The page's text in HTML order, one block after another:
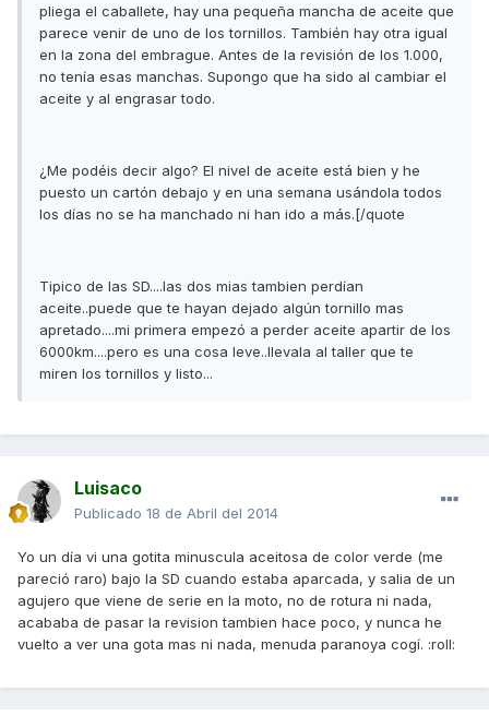
pliega el caballete, hay una pequeña mancha de aceite que
parece venir de uno de los tornillos. También hay otra igual
en la zona del embrague. Antes de la revisión de los 1.000,
no tenía esas manchas. Supongo que ha sido al cambiar el
aceite y al engrasar todo.
¿Me podéis decir algo? El nivel de aceite está bien y he
puesto un cartón debajo y en una semana usándola todos
los días no se ha manchado ni han ido a más.[/quote
Tipico de las SD....las dos mias tambien perdían
aceite..puede que te hayan dejado algún tornillo mas
apretado....mi primera empezó a perder aceite apartir de los
6000km....pero es una cosa leve..llevala al taller que te
miren los tornillos y listo...
Luisaco
Publicado 18 de Abril del 2014
Yo un día vi una gotita minuscula aceitosa de color verde (me
pareció raro) bajo la SD cuando estaba aparcada, y salia de un
agujero que viene de serie en la moto, no de rotura ni nada,
acababa de pasar la revision tambien hace poco, y nunca he
vuelto a ver una gota mas ni nada, menuda paranoya cogí. :roll: